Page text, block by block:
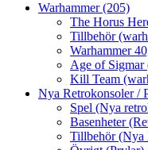
Warhammer(205)
The Horus
Tillbehör
Warhammer
Age of Sigmar
Kill Team
Nya Retrokonsoler /
Spel (Nya
Basenheter
Tillbehör (Nya